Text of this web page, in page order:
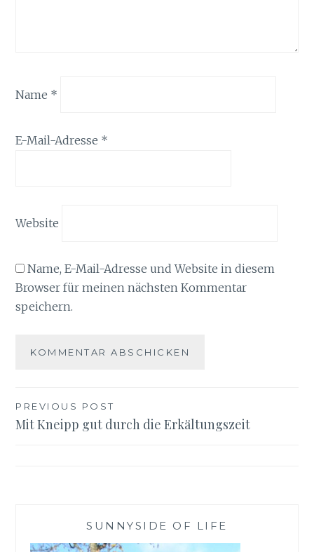
Name *
E-Mail-Adresse *
Website
Name, E-Mail-Adresse und Website in diesem
Browser für meinen nächsten Kommentar
speichern.
Beitragsnavigation
PREVIOUS POST
Mit Kneipp gut durch die Erkältungszeit
SUNNYSIDE OF LIFE